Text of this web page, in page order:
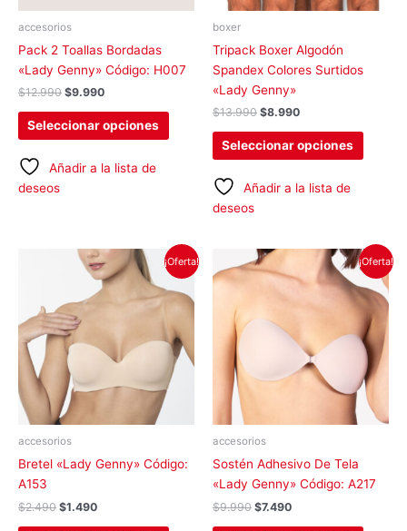
accesorios
Pack 2 Toallas Bordadas
«Lady Genny» Código: H007
$12.990 $9.990
Seleccionar opciones
la
Añadir a la lista de
deseos
boxer
Tripack Boxer Algodón
Spandex Colores Surtidos
«Lady Genny»
$13.990 $8.990
Seleccionar opciones
pueden
Añadir a la lista de
deseos
¡Oferta!
accesorios
Bretel «Lady Genny» Código:
A153
$2.490
precio
original
$2.490.
$1.490
El
precio
actual
Este
producto
tiene
variantes.
Las
opciones
en
¡Oferta!
accesorios
Sostén Adhesivo De Tela
«Lady Genny» Código: A217
$9.990
El
precio
original
$7.490
El
precio
actual
Este
tiene
Las
se
pueden
la